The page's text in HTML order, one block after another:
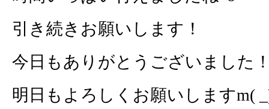
引き続きお願いします！
今日もありがとうございました
明日もよろしくお願いしますm(